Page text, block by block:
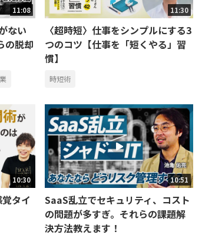
11:08
ない
の脱却
11:30
〈超時短〉仕事をシンプルにする3
つのコツ【仕事を「短くやる」習
慣】
時短術
10:30
タイ
10:51
SaaS乱立でセキュリティ、コスト
の問題が多すぎ。それらの課題解
決方法教えます！